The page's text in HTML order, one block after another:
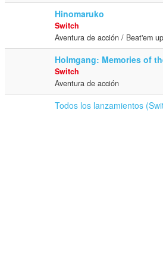
Hinomaruko
Switch
Aventura de acción / Beat'em up
Holmgang: Memories of
Switch
Aventura de acción
Todos los lanzamientos